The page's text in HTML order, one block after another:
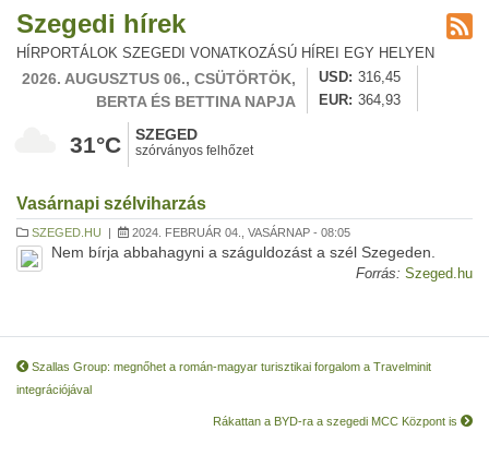
Szegedi hírek
HÍRPORTÁLOK SZEGEDI VONATKOZÁSÚ HÍREI EGY HELYEN
2026. AUGUSZTUS 06., CSÜTÖRTÖK,
BERTA ÉS BETTINA NAPJA
USD
316,45
EUR
364,93
31°C SZEGED
szórványos felhőzet
Vasárnapi szélviharzás
SZEGED.HU | 2024. FEBRUÁR 04., VASÁRNAP - 08:05
Nem bírja abbahagyni a száguldozást a szél Szegeden.
Forrás: Szeged.hu
Szallas Group: megnőhet a román-magyar turisztikai forgalom a Travelminit
integrációjával
Rákattan a BYD-ra a szegedi MCC Központ is